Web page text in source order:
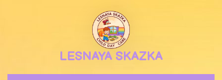
LESNAYA SKAZKA